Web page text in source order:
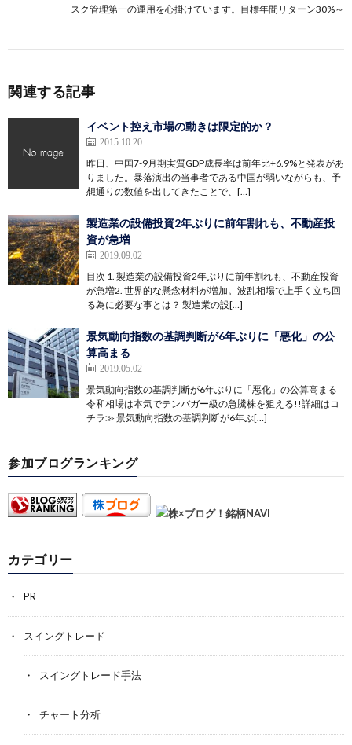
スク管理第一の運用を心掛けています。目標年間リターン30%～
関連する記事
イベント控え市場の動きは限定的か？
2015.10.20
昨日、中国7-9月期実質GDP成長率は前年比+6.9%と発表があ
りました。暴落演出の当事者である中国が弱いながらも、予
想通りの数値を出してきたことで、[…]
製造業の設備投資2年ぶりに前年割れも、不動産投
資が急増
2019.09.02
目次 1. 製造業の設備投資2年ぶりに前年割れも、不動産投資
が急増2. 世界的な懸念材料が増加。波乱相場で上手く立ち回
る為に必要な事とは？ 製造業の設[…]
景気動向指数の基調判断が6年ぶりに「悪化」の公
算高まる
2019.05.02
景気動向指数の基調判断が6年ぶりに「悪化」の公算高まる
令和相場は本気でテンバガー級の急騰株を狙える!!詳細はコ
チラ≫ 景気動向指数の基調判断が6年ぶ[…]
参加ブログランキング
カテゴリー
PR
スイングトレード
スイングトレード手法
チャート分析